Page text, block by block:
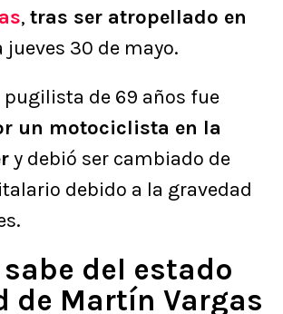
, tras ser atropellado en
jueves 30 de mayo.
pugilista de 69 años fue
un motociclista en la
y debió ser cambiado de
debido a la gravedad
sabe del estado
de Martín Vargas